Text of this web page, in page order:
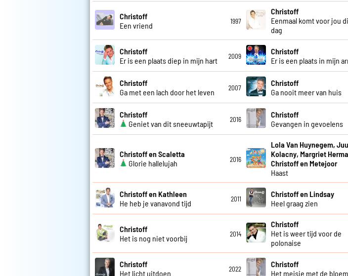
Christoff
Een vriend
1997
Christoff
Eenmaal komt voor jou
dag
Christoff
Er is een plaats diep in mijn hart
2009
Christoff
Er is een plaats in mijn
Christoff
Ga met een lach door het leven
2007
Christoff
Ga nooit meer van huis
Christoff
Geniet van dit sneeuwtapijt
2016
Christoff
Gevangen in gevoelens
Christoff en Scaletta
Glorie hallelujah
2016
Lola Van Huynegem,
Kolacny, Margriet
Christoff en Metejoor
Haast
Christoff en Kathleen
He heb je vanavond tijd
2011
Christoff en Lindsay
Heel graag zien
Christoff
Het is nog niet voorbij
2014
Christoff
Het is weer tijd voor de
polonaise
Christoff
Het licht uitdoen
2022
Christoff
Het meisje met de